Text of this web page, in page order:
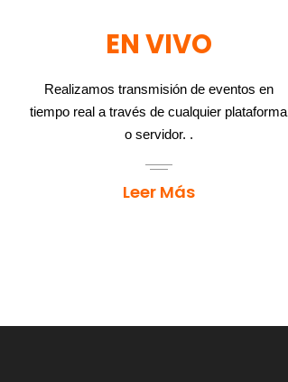
EN VIVO
Realizamos transmisión de eventos en
tiempo real a través de cualquier plataforma
o servidor. .
Leer Más